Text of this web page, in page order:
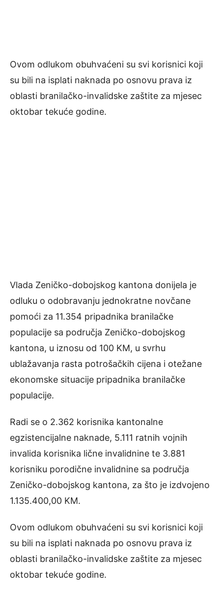
Ovom odlukom obuhvaćeni su svi korisnici koji
su bili na isplati naknada po osnovu prava iz
oblasti branilačko-invalidske zaštite za mjesec
oktobar tekuće godine.
Vlada Zeničko-dobojskog kantona donijela je
odluku o odobravanju jednokratne novčane
pomoći za 11.354 pripadnika branilačke
populacije sa područja Zeničko-dobojskog
kantona, u iznosu od 100 KM, u svrhu
ublažavanja rasta potrošačkih cijena i otežane
ekonomske situacije pripadnika branilačke
populacije.
Radi se o 2.362 korisnika kantonalne
egzistencijalne naknade, 5.111 ratnih vojnih
invalida korisnika lične invalidnine te 3.881
korisniku porodične invalidnine sa područja
Zeničko-dobojskog kantona, za što je izdvojeno
1.135.400,00 KM.
Ovom odlukom obuhvaćeni su svi korisnici koji
su bili na isplati naknada po osnovu prava iz
oblasti branilačko-invalidske zaštite za mjesec
oktobar tekuće godine.